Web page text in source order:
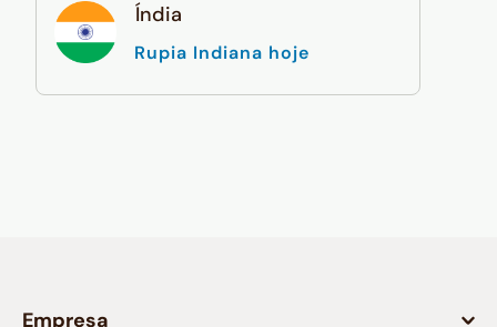
Índia
Rupia Indiana hoje
Empresa